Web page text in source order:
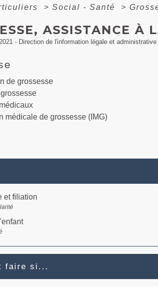
> Social - Santé >
ASSISTANCE À
- Direction de l'information légale et
de grossesse
médicale de grossesse (IMG)
et filiation
faire si...